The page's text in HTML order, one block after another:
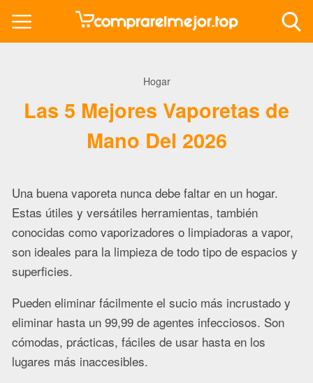
Hogar
Las 5 Mejores Vaporetas de
Mano Del 2026
Una buena vaporeta nunca debe faltar en un hogar.
Estas útiles y versátiles herramientas, también
conocidas como vaporizadores o limpiadoras a vapor,
son ideales para la limpieza de todo tipo de espacios y
superficies.
Pueden eliminar fácilmente el sucio más incrustado y
eliminar hasta un 99,99 de agentes infecciosos. Son
cómodas, prácticas, fáciles de usar hasta en los
lugares más inaccesibles.